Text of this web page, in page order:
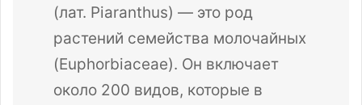
(лат. Piaranthus) — это род
растений семейства молочайных
(Euphorbiaceae). Он включает
около 200 видов, которые в